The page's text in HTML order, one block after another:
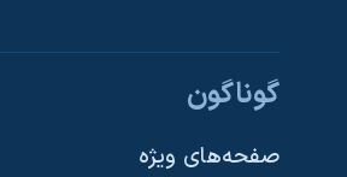
دنبال کنید
گوناگون
صفحه‌های ویژه